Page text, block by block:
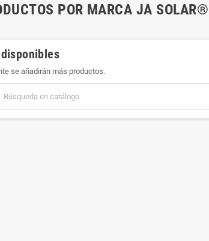
POR MARCA JA SOLAR®
se añadirán más productos.